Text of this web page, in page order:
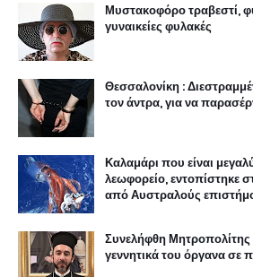
Μυστακοφόρο τραβεστί,
γυναικείες φυλακές
Θεσσαλονίκη :
τον άντρα, για να
Καλαμάρι που είναι
λεωφορείο, εντοπίστηκε
από Αυστραλούς
Συνελήφθη Μητροπολίτης
γεννητικά του όργανα σε